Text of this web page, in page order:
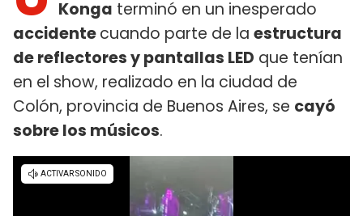
Konga terminó en un inesperado
accidentecuando parte de la estructura
de reflectores y pantallas LED que tenían
en el show, realizado en la ciudad de
Colón, provincia de Buenos Aires, se cayó
sobre los músicos.